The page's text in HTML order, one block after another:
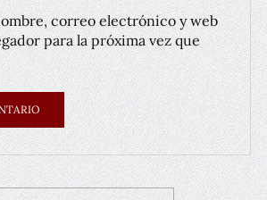
correo electrónico y web
para la próxima vez que